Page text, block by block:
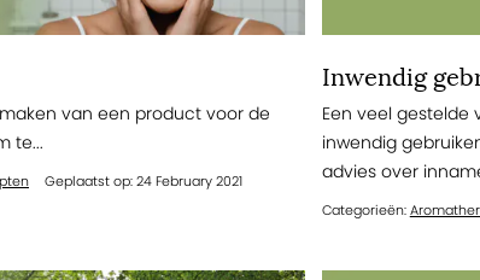
van een product voor de
te...
Geplaatst op: 24 February 2021
Inwendig
Een veel gestelde
inwendig
advies over
Categorieën: